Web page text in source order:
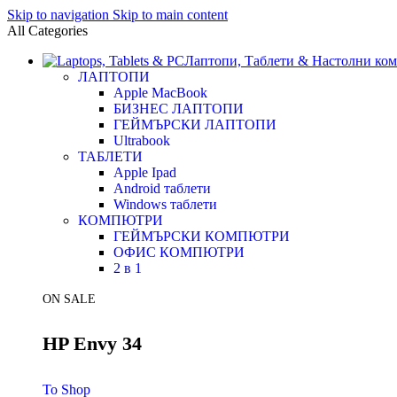
Skip to navigation Skip to main content
All Categories
Лаптопи, Таблети & Настолни
ЛАПТОПИ
Apple MacBook
БИЗНЕС ЛАПТОПИ
ГЕЙМЪРСКИ ЛАПТОПИ
Ultrabook
ТАБЛЕТИ
Apple Ipad
Android таблети
Windows таблети
КОМПЮТРИ
ГЕЙМЪРСКИ КОМПЮТРИ
ОФИС КОМПЮТРИ
2 в 1
ON SALE
HP Envy 34
To Shop